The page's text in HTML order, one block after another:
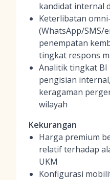
kandidat internal
Keterlibatan
(WhatsApp/SMS/
penempatan
tingkat respons
Analitik tingkat
pengisian
keragaman
wilayah
Kekurangan
Harga premium
relatif terhadap
UKM
Konfigurasi